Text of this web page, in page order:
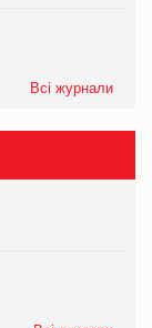
Всі журнали